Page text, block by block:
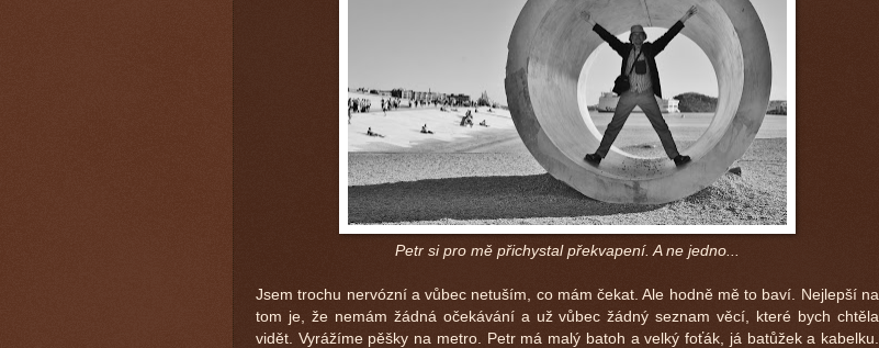
Petr si pro mě přichystal překvapení. A ne jedno...
Jsem trochu nervózní a vůbec netuším, co mám čekat. Ale hodně mě to baví. Nejlepší na
tom je, že nemám žádná očekávání a už vůbec žádný seznam věcí, které bych chtěla
vidět. Vyrážíme pěšky na metro. Petr má malý batoh a velký foťák, já batůžek a kabelku.